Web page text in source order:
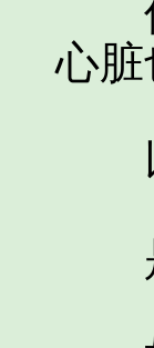
傅
心脏
以
是